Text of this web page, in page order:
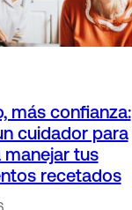
más confianza:
cuidador para
manejar tus
recetados